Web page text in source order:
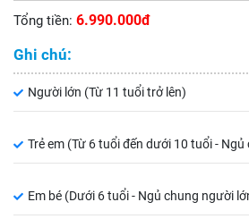
Tổng tiền: 6.990.000đ
Ghi chú:
Người lớn (Từ 11 tuổi trở lên)
Trẻ em (Từ 6 tuổi đến dưới 10 tuổi -
Em bé (Dưới 6 tuổi - Ngủ chung người